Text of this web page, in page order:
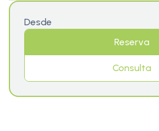
Desde
Reserva
Consulta